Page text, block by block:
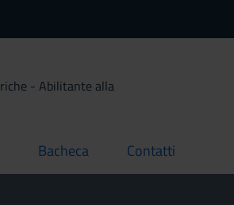
- Abilitante alla
Bacheca
current Contatti
current